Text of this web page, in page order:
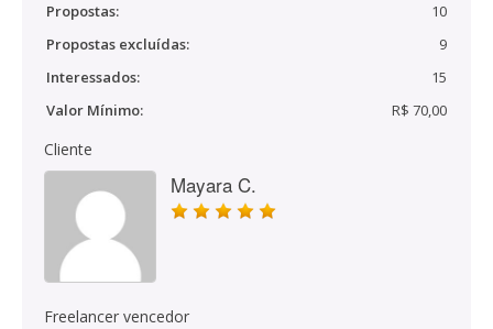
Propostas:
10
Propostas excluídas:
9
Interessados:
15
Valor Mínimo:
R$ 70,00
Cliente
Mayara C.
Freelancer vencedor